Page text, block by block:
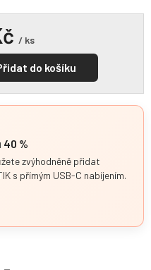
%
zvýhodněně přidat
s přímým USB-C nabíjením.
/ ks
do košíku